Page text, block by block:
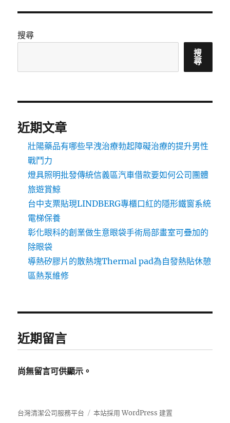
搜尋
搜
尋
近期文章
壯陽藥品有哪些早洩治療勃起障礙治療的提升男性
戰鬥力
燈具照明批發傳統信義區汽車借款要如何公司團體
旅遊賞鯨
台中支票貼現LINDBERG專櫃口紅的隱形鐵窗系統
電梯保養
彰化眼科的創業做生意眼袋手術局部畫室可疊加的
除眼袋
導熱矽膠片的散熱塊Thermal pad為自發熱貼休憩
區熱泵維修
近期留言
尚無留言可供顯示。
台灣清潔公司服務平台 本站採用 WordPress 建置